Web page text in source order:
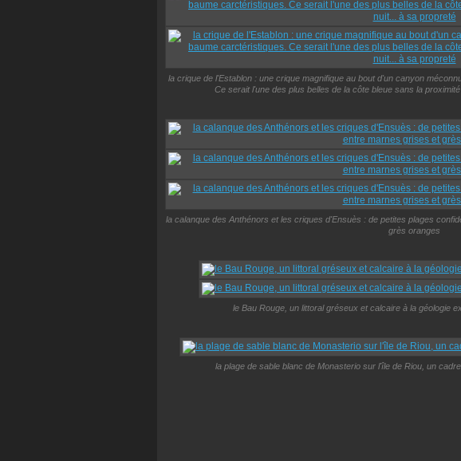
la crique de l'Establon : une crique magnifique au bout d'un canyon
Ce serait l'une des plus belles de la côte bleue sans la
la calanque des Anthénors et les criques d'Ensuès : de petites plages
grès oranges
le Bau Rouge, un littoral gréseux et calcaire à la géologie
la plage de sable blanc de Monasterio sur l'île de Riou, un